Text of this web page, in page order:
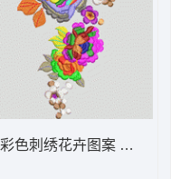
彩色刺绣花卉图案 靓花